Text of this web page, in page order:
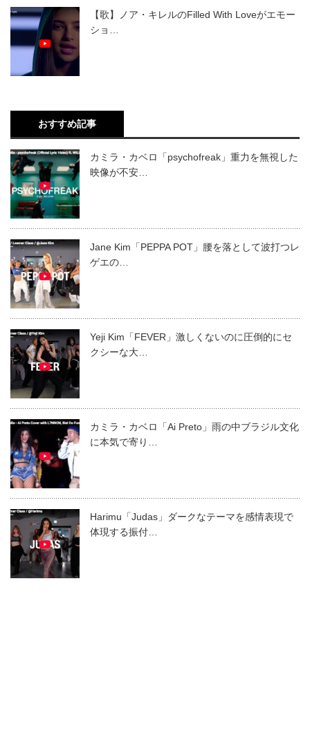
【歌】ノア・キレルのFilled With Loveがエモー
ショ…
おすすめ記事
カミラ・カベロ「psychofreak」重力を無視した
映像が不安…
Jane Kim「PEPPA POT」腰を落として波打つレ
ゲエの…
Yeji Kim「FEVER」激しくないのに圧倒的にセ
クシーな大…
カミラ・カベロ「Ai Preto」雨の中ブラジル文化
に本気で寄り…
Harimu「Judas」ダークなテーマを感情表現で
体現する振付…